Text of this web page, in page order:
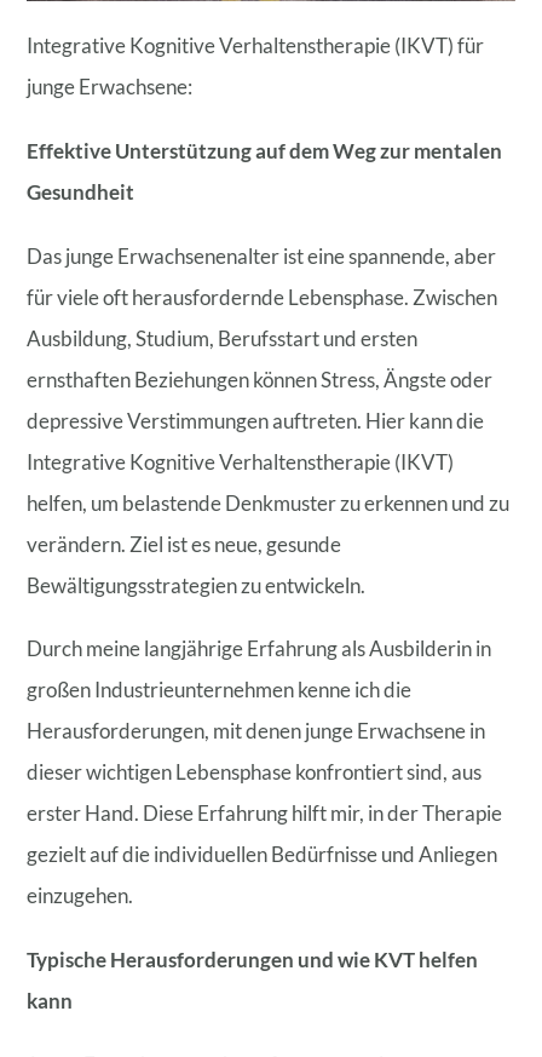
Integrative Kognitive Verhaltenstherapie (IKVT) für
junge Erwachsene:
Effektive Unterstützung auf dem Weg zur mentalen
Gesundheit
Das junge Erwachsenenalter ist eine spannende, aber
für viele oft herausfordernde Lebensphase. Zwischen
Ausbildung, Studium, Berufsstart und ersten
ernsthaften Beziehungen können Stress, Ängste oder
depressive Verstimmungen auftreten. Hier kann die
Integrative Kognitive Verhaltenstherapie (IKVT)
helfen, um belastende Denkmuster zu erkennen und zu
verändern. Ziel ist es neue, gesunde
Bewältigungsstrategien zu entwickeln.
Durch meine langjährige Erfahrung als Ausbilderin in
großen Industrieunternehmen kenne ich die
Herausforderungen, mit denen junge Erwachsene in
dieser wichtigen Lebensphase konfrontiert sind, aus
erster Hand. Diese Erfahrung hilft mir, in der Therapie
gezielt auf die individuellen Bedürfnisse und Anliegen
einzugehen.
Typische Herausforderungen und wie KVT helfen
kann